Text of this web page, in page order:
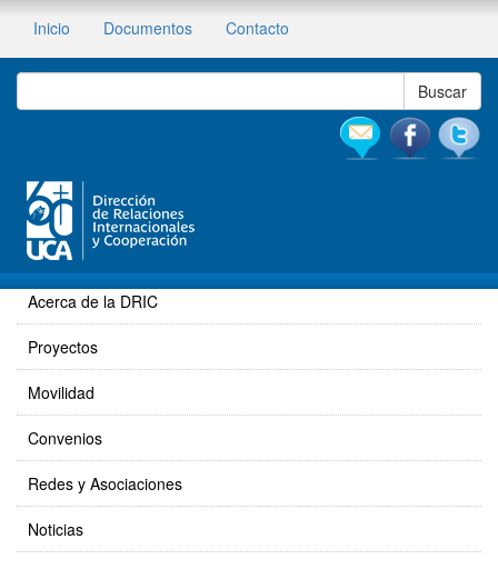
Inicio Documentos Contacto
Acerca de la DRIC
Proyectos
Movilidad
Convenios
Redes y Asociaciones
Noticias